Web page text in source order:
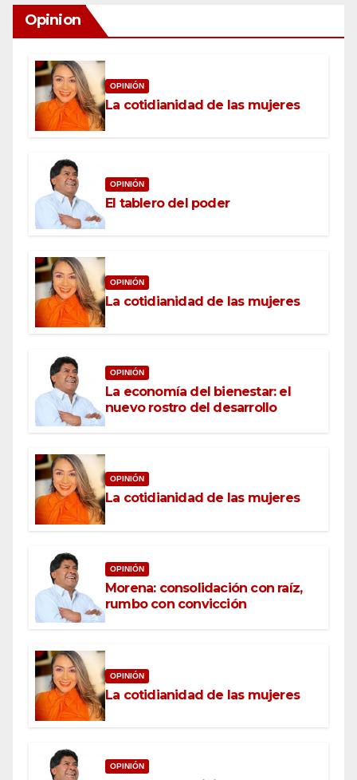
Opinion
OPINIÓN
La cotidianidad de las mujeres
OPINIÓN
El tablero del poder
OPINIÓN
La cotidianidad de las mujeres
OPINIÓN
La economía del bienestar: el
nuevo rostro del desarrollo
OPINIÓN
La cotidianidad de las mujeres
OPINIÓN
Morena: consolidación con raíz,
rumbo con convicción
OPINIÓN
La cotidianidad de las mujeres
OPINIÓN